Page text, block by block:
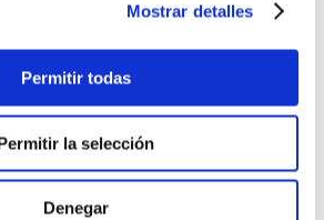
Mostrar detalles
Permitir todas
la selección
Denegar
A TORMENTAS
,
,
Y SUELO,
LLAVE EN MANO